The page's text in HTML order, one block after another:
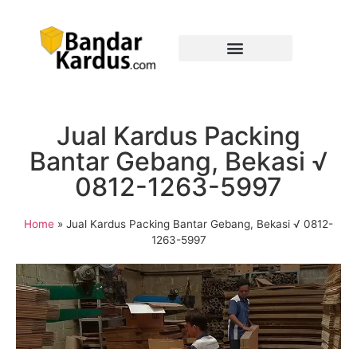
Jual Kardus Packing
Bantar Gebang, Bekasi √
0812-1263-5997
Home » Jual Kardus Packing Bantar Gebang, Bekasi √ 0812-
1263-5997